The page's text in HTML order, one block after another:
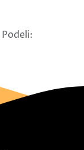
Podeli: